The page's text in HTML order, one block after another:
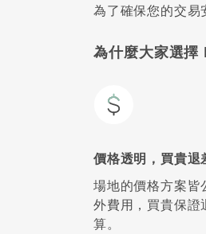
為了確保您的交易
為什麼大家選
價格透明，買貴退
場地的價格方案皆
外費用，買貴保證
算。